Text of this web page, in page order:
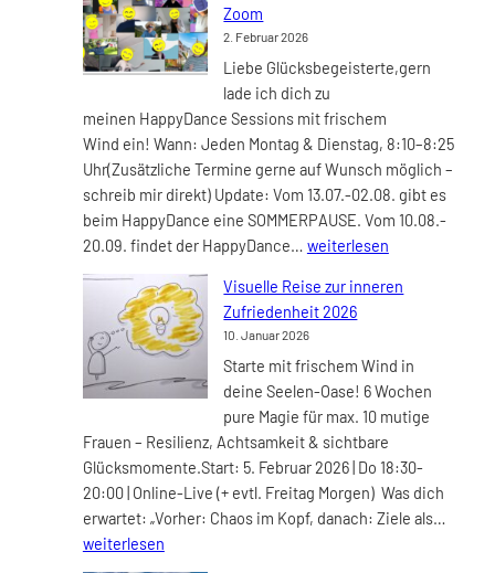
Zoom
2. Februar 2026
Liebe Glücksbegeisterte,gern
lade ich dich zu
meinen HappyDance Sessions mit frischem
Wind ein! Wann: Jeden Montag & Dienstag, 8:10–8:25
Uhr(Zusätzliche Termine gerne auf Wunsch möglich –
schreib mir direkt) Update: Vom 13.07.-02.08. gibt es
beim HappyDance eine SOMMERPAUSE. Vom 10.08.-
20.09. findet der HappyDance… HappyDance
frischem
Wind
–
Montags
&
Dienstags
live
im
Zoom
weiterlesen
Visuelle Reise zur inneren
Zufriedenheit 2026
10. Januar 2026
Starte mit frischem Wind in
deine Seelen-Oase! 6 Wochen
pure Magie für max. 10 mutige
Frauen – Resilienz, Achtsamkeit & sichtbare
Glücksmomente.Start: 5. Februar 2026 | Do 18:30-
20:00 | Online-Live (+ evtl. Freitag Morgen) Was dich
erwartet: „Vorher: Chaos im Kopf, danach: Ziele als…
weiterlesen